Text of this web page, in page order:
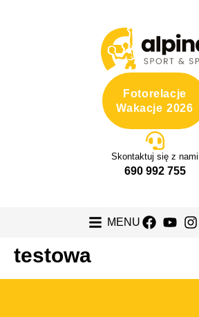
Fotorelacje
Wakacje 2026
Skontaktuj się z nami
690 992 755
MENU
testowa